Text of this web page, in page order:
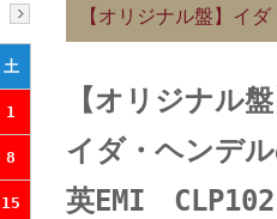
【オリジナル盤】
【オリジナル盤
イダ・ヘンデ
英EMI
土
1
8
15